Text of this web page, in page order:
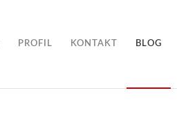
PROFIL KONTAKT BLOG